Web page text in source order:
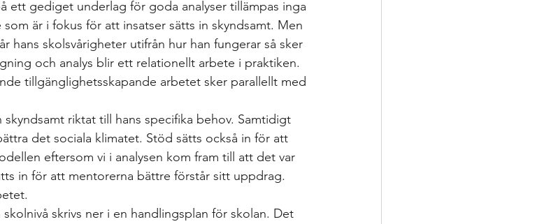
ett gediget underlag för goda analyser tillämpas inga
är i fokus för att insatser sätts in skyndsamt. Men
hans skolsvårigheter utifrån hur han fungerar så sker
och analys blir ett relationellt arbete i praktiken.
tillgänglighetsskapande arbetet sker parallellt med
riktat till hans specifika behov. Samtidigt
det sociala klimatet. Stöd sätts också in för att
eftersom vi i analysen kom fram till att det var
in för att mentorerna bättre förstår sitt uppdrag.
skrivs ner i en handlingsplan för skolan. Det